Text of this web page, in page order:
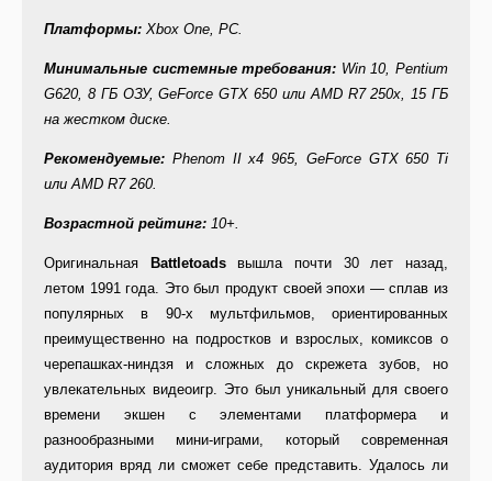
Платформы: Xbox One, PC.
Минимальные системные требования: Win 10, Pentium
G620, 8 ГБ ОЗУ, GeForce GTX 650 или AMD R7 250x, 15 ГБ
на жестком диске.
Рекомендуемые: Phenom II x4 965, GeForce GTX 650 Ti
или AMD R7 260.
Возрастной рейтинг: 10+.
Оригинальная Battletoadsвышла почти 30 лет назад,
летом 1991 года. Это был продукт своей эпохи — сплав из
популярных в 90-х мультфильмов, ориентированных
преимущественно на подростков и взрослых, комиксов о
черепашках-ниндзя и сложных до скрежета зубов, но
увлекательных видеоигр. Это был уникальный для своего
времени экшен с элементами платформера и
разнообразными мини-играми, который современная
аудитория вряд ли сможет себе представить. Удалось ли